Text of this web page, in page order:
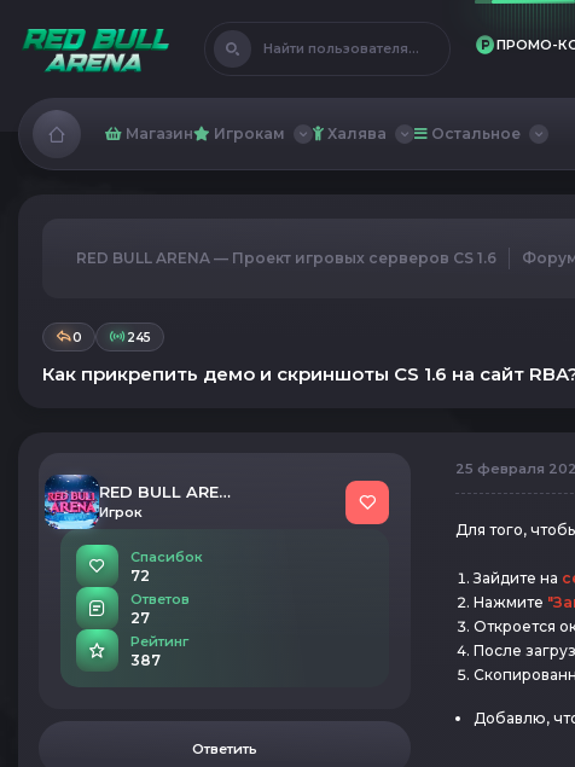
Найти пользователя... ПРОМО-
Магазин Игрокам Халява Остальное
RED BULL ARENA — Проект игровых серверов CS 1.6
0 245
Как прикрепить демо и скриншоты CS 1.6 на сайт
RED BULL ARENA
Игрок
Спасибок
72
Ответов
27
Рейтинг
387
Ответить
25 февраля
Для того,
Зайдите на
Нажмите
Откроется
После
Добавлю,